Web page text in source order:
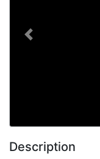
Previous
Description